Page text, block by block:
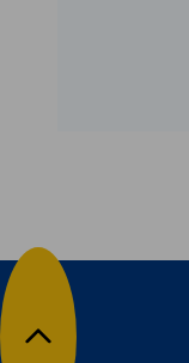
Nach oben